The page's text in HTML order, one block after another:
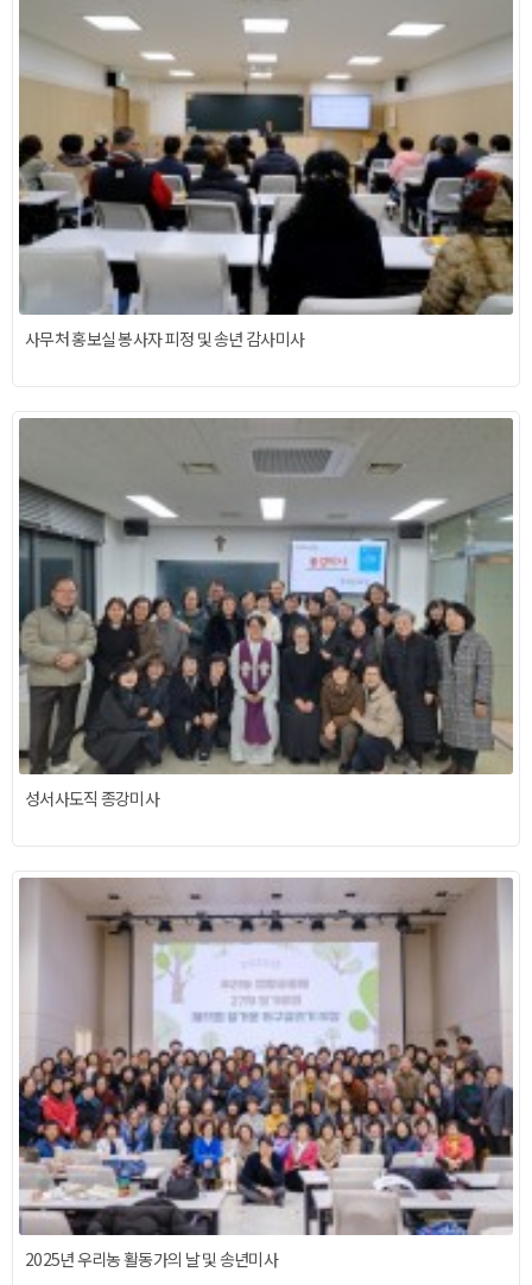
사무처 홍보실 봉사자 피정 및 송년 감사미사
성서사도직 종강미사
2025년 우리농 활동가의 날 및 송년미사